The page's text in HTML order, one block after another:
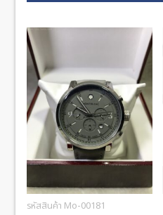
รหัสสินค้า Mo-00181